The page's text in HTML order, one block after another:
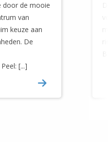
door de mooie
van
keuze aan
De
[...]